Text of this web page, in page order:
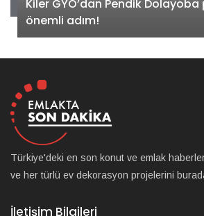
Kiler GYO’dan Pendik
önemli adım!
Türkiye'deki en son konut ve emlak
ve her türlü ev dekorasyon projelerini
İletişim Bilgileri